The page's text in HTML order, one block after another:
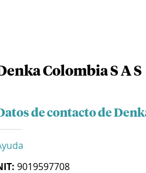
Colombia S A S
de contacto de
9019597708